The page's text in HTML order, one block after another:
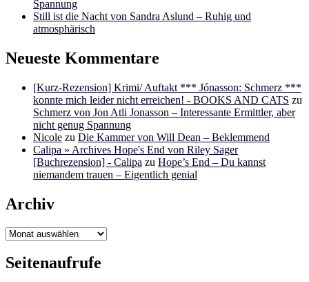
Spannung
Still ist die Nacht von Sandra Aslund – Ruhig und
atmosphärisch
Neueste Kommentare
[Kurz-Rezension] Krimi/ Auftakt *** Jónasson: Schmerz ***
konnte mich leider nicht erreichen! - BOOKS AND CATS zu
Schmerz von Jon Atli Jonasson – Interessante Ermittler, aber
nicht genug Spannung
Nicole zu Die Kammer von Will Dean – Beklemmend
Calipa » Archives Hope's End von Riley Sager
[Buchrezension] - Calipa zu Hope’s End – Du kannst
niemandem trauen – Eigentlich genial
Archiv
Archiv
Seitenaufrufe